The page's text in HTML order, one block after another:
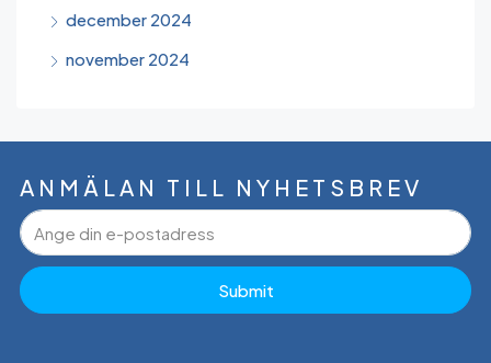
december 2024
november 2024
ANMÄLAN TILL NYHETSBREV
Submit